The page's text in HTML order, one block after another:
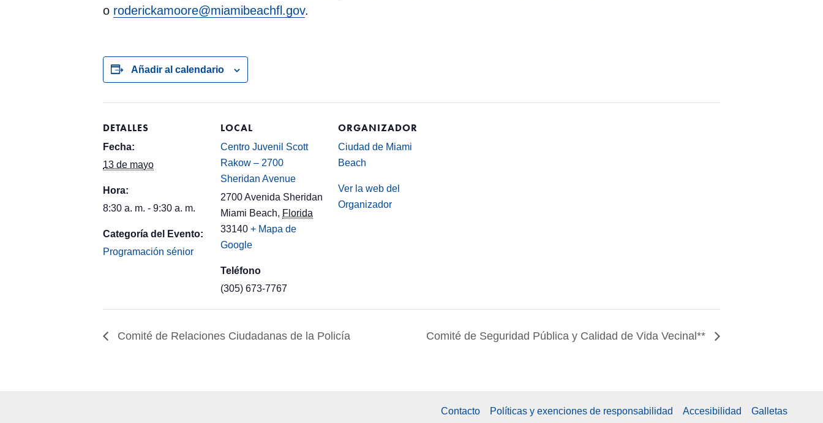
o roderickamoore@miamibeachfl.gov.
Añadir al calendario
DETALLES
Fecha:
13 de mayo
Hora:
8:30 a. m. - 9:30 a. m.
Categoría del Evento:
Programación sénior
LOCAL
Centro Juvenil Scott
Rakow – 2700
Sheridan Avenue
2700 Avenida Sheridan
Miami Beach, Florida
33140 + Mapa de
Google
Teléfono
(305) 673-7767
ORGANIZADOR
Ciudad de Miami
Beach
Ver la web del
Organizador
Comité de Relaciones Ciudadanas de la Policía Comité de Seguridad Pública y Calidad de Vida Vecinal**
Contacto Políticas y exenciones de responsabilidad Accesibilidad Galletas